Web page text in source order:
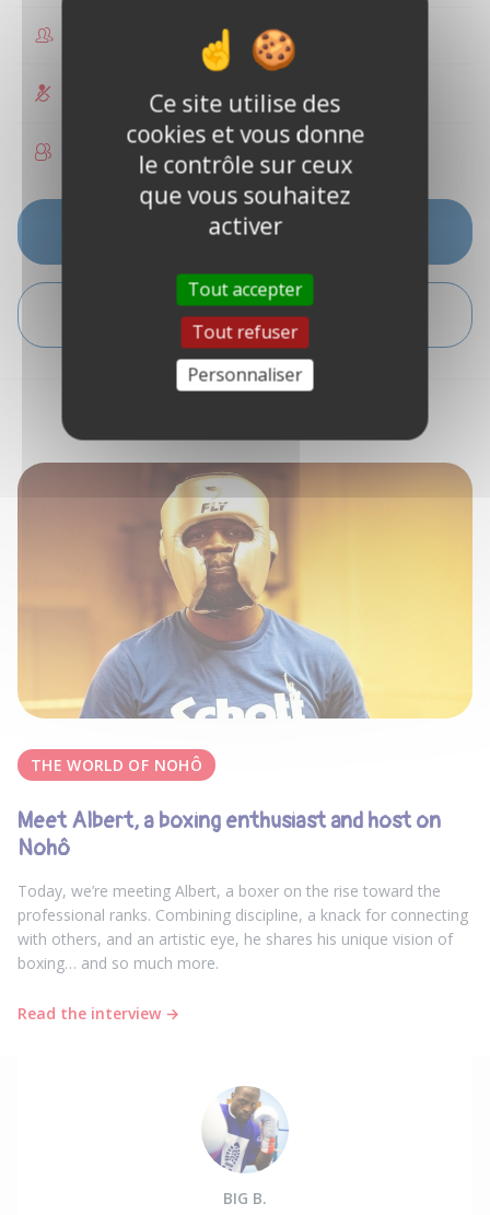
Not accessible to disabled people
Children allowed
SEE AVAILABILITY PERIODS
GIVE ME DIRECTIONS
THE WORLD OF NOHÔ
Meet Albert, a boxing enthusiast and host on
Nohô
Today, we’re meeting Albert, a boxer on the rise toward the
professional ranks. Combining discipline, a knack for connecting
with others, and an artistic eye, he shares his unique vision of
boxing… and so much more.
Read the interview →
BIG B.
Ce site utilise des
cookies et vous donne
le contrôle sur ceux
que vous souhaitez
activer
Tout accepter
Tout refuser
Personnaliser